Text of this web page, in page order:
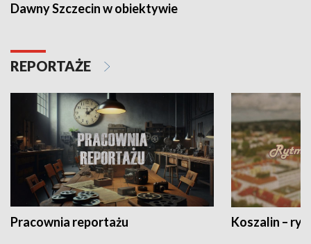
Dawny Szczecin w obiektywie
REPORTAŻE
Pracownia reportażu Koszalin –